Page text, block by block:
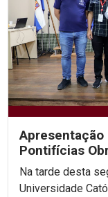
Apresentação
Pontifícias
aborda...
Na tarde desta
Universidade